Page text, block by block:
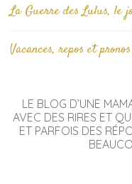
La Guerre des Lulus, le
Vacances, repos et
LE BLOG D’UNE
AVEC DES RIRES ET
ET PARFOIS DES